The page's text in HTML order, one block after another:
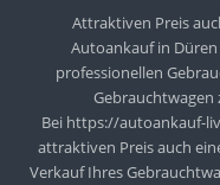
Attraktiven Preis
Autoankauf in Düren
professionellen
Gebrauchtwagen
Bei https://autoankauf-
attraktiven Preis auch
Verkauf Ihres Gebrauchtwagens in Düren.